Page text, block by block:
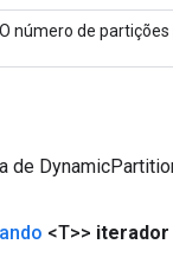
O número de partições
de
<T>> iterador